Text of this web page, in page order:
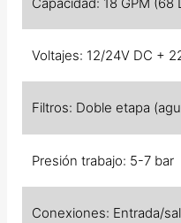
Voltajes: 12/24V DC +
Filtros: Doble etapa
Presión trabajo: 5-7 bar
Conexiones: Entrada/